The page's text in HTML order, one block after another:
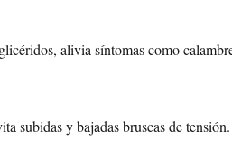
alivia síntomas como
subidas y bajadas bruscas de tensión.